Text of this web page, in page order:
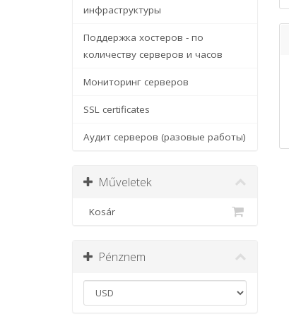
инфраструктуры
Поддержка хостеров - по
количеству серверов и часов
Мониторинг серверов
SSL certificates
Аудит серверов (разовые работы)
Műveletek
Kosár
Pénznem